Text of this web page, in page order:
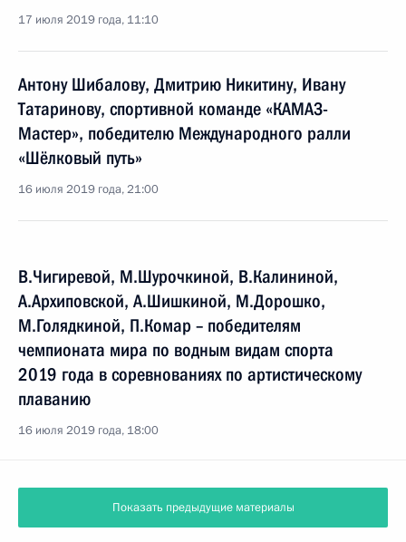
17 июля 2019 года, 11:10
Антону Шибалову, Дмитрию Никитину, Ивану
Татаринову, спортивной команде «КАМАЗ-
Мастер», победителю Международного ралли
«Шёлковый путь»
16 июля 2019 года, 21:00
В.Чигиревой, М.Шурочкиной, В.Калининой,
А.Архиповской, А.Шишкиной, М.Дорошко,
М.Голядкиной, П.Комар – победителям
чемпионата мира по водным видам спорта
2019 года в соревнованиях по артистическому
плаванию
16 июля 2019 года, 18:00
Показать предыдущие материалы